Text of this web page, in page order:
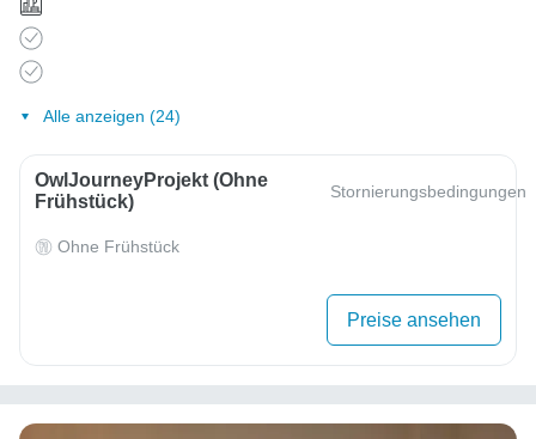
Alle anzeigen (24)
OwlJourneyProjekt (ohne
Frühstück)
Stornierungsbedingungen
Ohne Frühstück
Preise ansehen